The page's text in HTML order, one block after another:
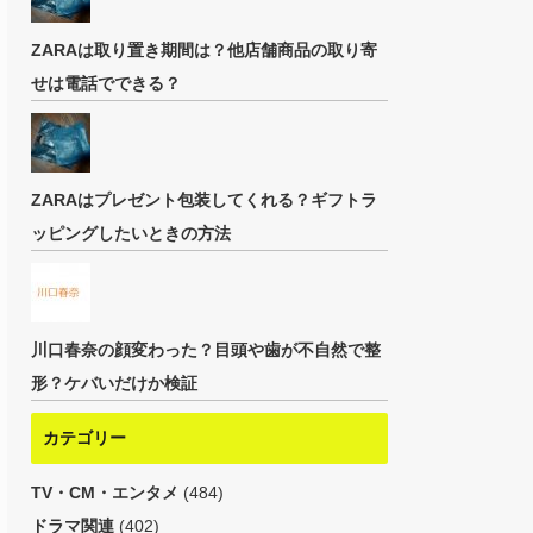
ZARAは取り置き期間は？他店舗商品の取り寄
せは電話でできる？
ZARAはプレゼント包装してくれる？ギフトラ
ッピングしたいときの方法
川口春奈の顔変わった？目頭や歯が不自然で整
形？ケバいだけか検証
カテゴリー
TV・CM・エンタメ (484)
ドラマ関連 (402)